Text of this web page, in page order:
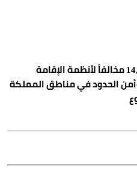
ضبط 14,440 مخالفاً لأنظمة الإقامة
الحدود في مناطق المملكة